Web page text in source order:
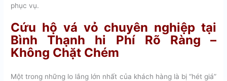
phục vụ.
Cứu hộ vá vỏ chuyên nghiệp tại
Bình Thạnh hi Phí Rõ Ràng –
Không Chặt Chém
Một trong những lo lắng lớn nhất của khách hàng là bị “hét giá”